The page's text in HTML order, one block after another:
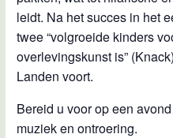
leidt. Na het succes in het
twee “volgroeide kinders
overlevingskunst is”
Landen voort.
Bereid u voor op een
muziek en ontroering.